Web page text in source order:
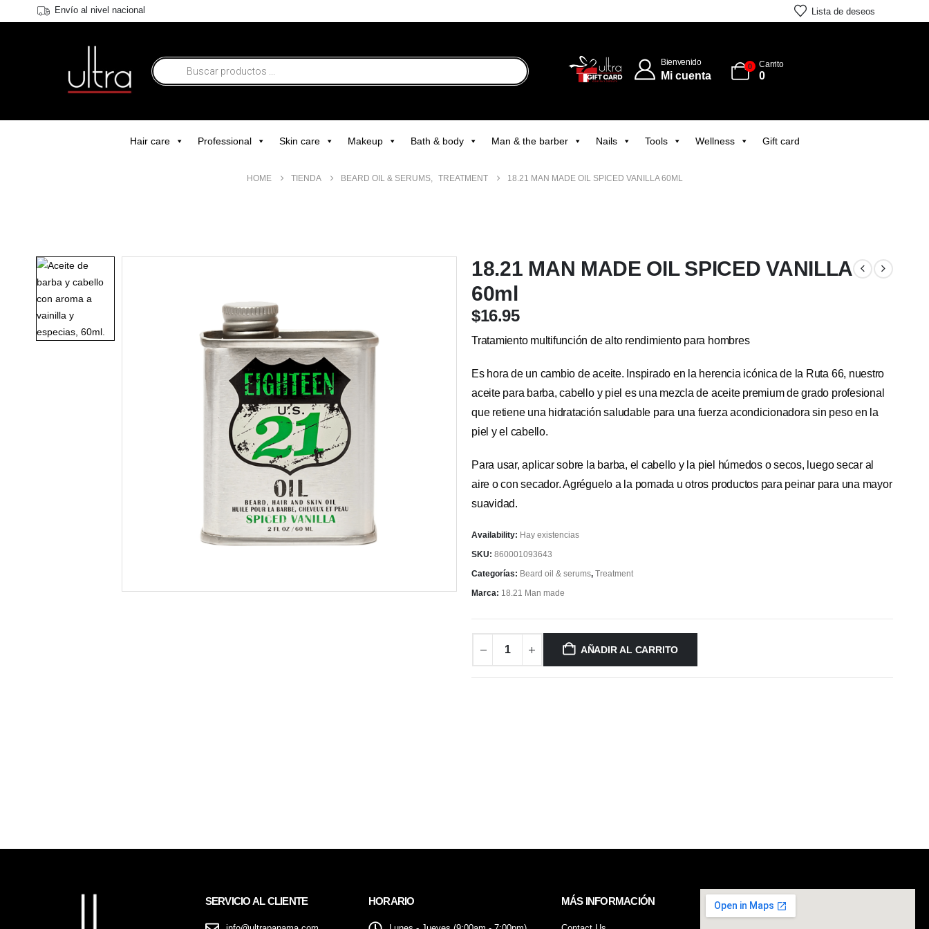
Envío al nivel nacional Lista de deseos
Bienvenido
Mi cuenta
0 Carrito
0
Hair care Professional Skin care Makeup Bath & body Man & the barber Nails Tools Wellness Gift card
HOME TIENDA BEARD OIL & SERUMS, TREATMENT 18.21 MAN MADE OIL SPICED VANILLA 60ML
18.21 MAN MADE OIL SPICED VANILLA
60ml
$16.95
Tratamiento multifunción de alto rendimiento para hombres
Es hora de un cambio de aceite. Inspirado en la herencia icónica de la Ruta 66, nuestro
aceite para barba, cabello y piel es una mezcla de aceite premium de grado profesional
que retiene una hidratación saludable para una fuerza acondicionadora sin peso en la
piel y el cabello.
Para usar, aplicar sobre la barba, el cabello y la piel húmedos o secos, luego secar al
aire o con secador. Agréguelo a la pomada u otros productos para peinar para una mayor
suavidad.
Availability: Hay existencias
SKU: 860001093643
Categorías: Beard oil & serums, Treatment
Marca: 18.21 Man made
AÑADIR AL CARRITO
SERVICIO AL CLIENTE HORARIO MÁS INFORMACIÓN